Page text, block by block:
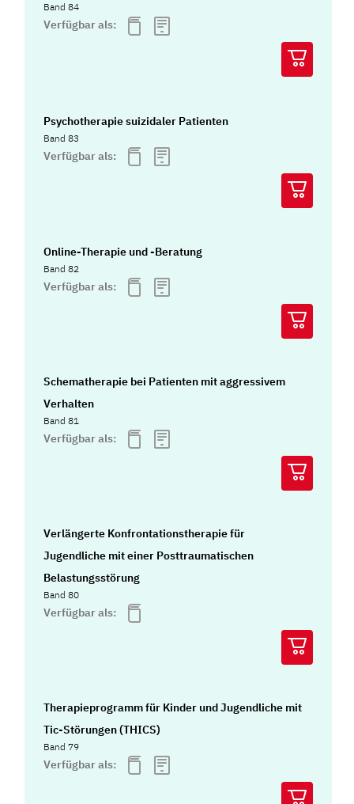
Band 84
Verfügbar als:
Psychotherapie suizidaler Patienten
Band 83
Verfügbar als:
Online-Therapie und -Beratung
Band 82
Verfügbar als:
Schematherapie bei Patienten mit aggressivem
Verhalten
Band 81
Verfügbar als:
Verlängerte Konfrontationstherapie für
Jugendliche mit einer Posttraumatischen
Belastungsstörung
Band 80
Verfügbar als:
Therapieprogramm für Kinder und Jugendliche mit
Tic-Störungen (THICS)
Band 79
Verfügbar als: